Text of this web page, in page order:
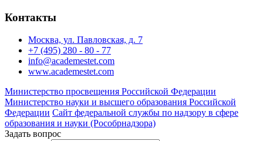
Контакты
Москва, ул. Павловская, д. 7
+7 (495) 280 - 80 - 77
info@academestet.com
www.academestet.com
Министерство просвещения Российской Федерации
Министерство науки и высшего образования Российской
Федерации Сайт федеральной службы по надзору в сфере
образования и науки (Рособрнадзора)
Задать вопрос